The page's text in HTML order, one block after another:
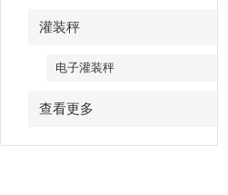
灌装秤
电子灌装秤
查看更多